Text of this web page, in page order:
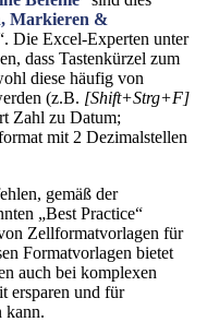
Markieren &
Die Excel-Experten unter
dass Tastenkürzel zum
diese häufig von
(z.B. [Shift+Strg+F]
Zahl zu Datum;
mit 2 Dezimalstellen
gemäß der
„Best Practice“
Zellformatvorlagen für
Formatvorlagen bietet
auch bei komplexen
ersparen und für
kann.